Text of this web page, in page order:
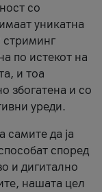
со
уникатна
стриминг
по истекот на
и тоа
збогатена и со
уреди.
самите да ја
според
и дигитално
нашата цел